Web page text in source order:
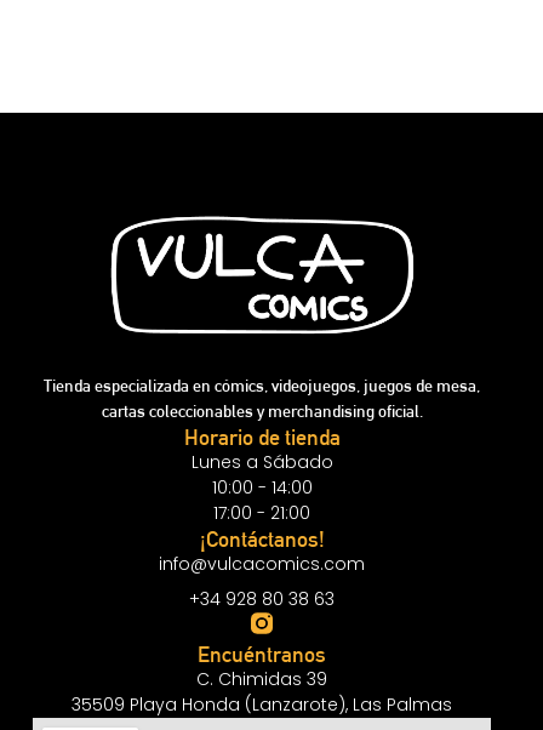
Tienda especializada en cómics, videojuegos, juegos de mesa,
cartas coleccionables y merchandising oficial.
Horario de tienda
Lunes a Sábado
10:00 - 14:00
17:00 - 21:00
¡Contáctanos!
info@vulcacomics.com
+34 928 80 38 63
Encuéntranos
C. Chimidas 39
35509 Playa Honda (Lanzarote), Las Palmas